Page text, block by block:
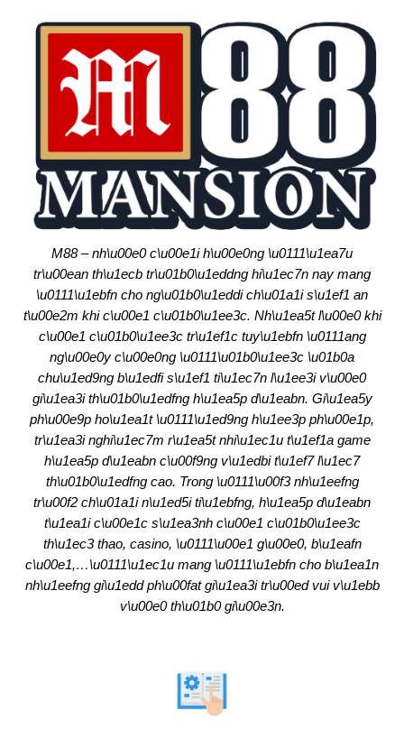
M88 – nh\u00e0 c\u00e1i h\u00e0ng \u0111\u1ea7u
tr\u00ean th\u1ecb tr\u01b0\u1eddng hi\u1ec7n nay mang
\u0111\u1ebfn cho ng\u01b0\u1eddi ch\u01a1i s\u1ef1 an
t\u00e2m khi c\u00e1 c\u01b0\u1ee3c. Nh\u1ea5t l\u00e0 khi
c\u00e1 c\u01b0\u1ee3c tr\u1ef1c tuy\u1ebfn \u0111ang
ng\u00e0y c\u00e0ng \u0111\u01b0\u1ee3c \u01b0a
chu\u1ed9ng b\u1edfi s\u1ef1 ti\u1ec7n l\u1ee3i v\u00e0
gi\u1ea3i th\u01b0\u1edfng h\u1ea5p d\u1eabn. Gi\u1ea5y
ph\u00e9p ho\u1ea1t \u0111\u1ed9ng h\u1ee3p ph\u00e1p,
tr\u1ea3i nghi\u1ec7m r\u1ea5t nhi\u1ec1u t\u1ef1a game
h\u1ea5p d\u1eabn c\u00f9ng v\u1edbi t\u1ef7 l\u1ec7
th\u01b0\u1edfng cao. Trong \u0111\u00f3 nh\u1eefng
tr\u00f2 ch\u01a1i n\u1ed5i ti\u1ebfng, h\u1ea5p d\u1eabn
t\u1ea1i c\u00e1c s\u1ea3nh c\u00e1 c\u01b0\u1ee3c
th\u1ec3 thao, casino, \u0111\u00e1 g\u00e0, b\u1eafn
c\u00e1,…\u0111\u1ec1u mang \u0111\u1ebfn cho b\u1ea1n
nh\u1eefng gi\u1edd ph\u00fat gi\u1ea3i tr\u00ed vui v\u1ebb
v\u00e0 th\u01b0 gi\u00e3n.